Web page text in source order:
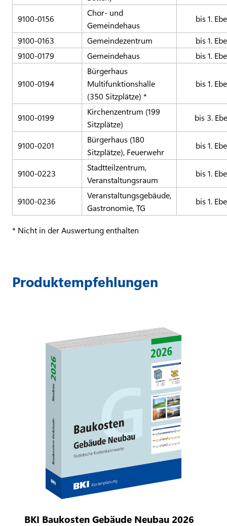
9100-0156
Chor- und
Gemeindehaus
bis 1.
9100-0163 Gemeindezentrum
bis 1.
9100-0179
Gemeindehaus bis 1.
9100-0194
Bürgerhaus
Multifunktionshalle
(350 Sitzplätze) *
bis 1.
9100-0199
Kirchenzentrum (199
Sitzplätze)
bis 3.
9100-0201
Bürgerhaus (180
Sitzplätze), Feuerwehr
bis 1.
9100-0223
Stadtteilzentrum,
Veranstaltungsraum
bis 1.
9100-0236
Veranstaltungsgebäude,
Gastronomie, TG
bis 1.
* Nicht in der Auswertung enthalten
Produktempfehlungen
BKI Baukosten Gebäude Neubau 2026